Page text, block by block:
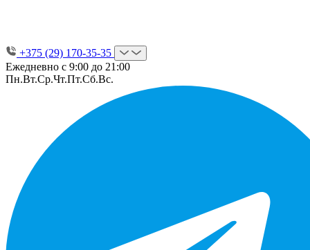
+375 (29) 170-35-35
Ежедневно с 9:00 до 21:00
Пн.Вт.Ср.Чт.Пт.Сб.Вс.